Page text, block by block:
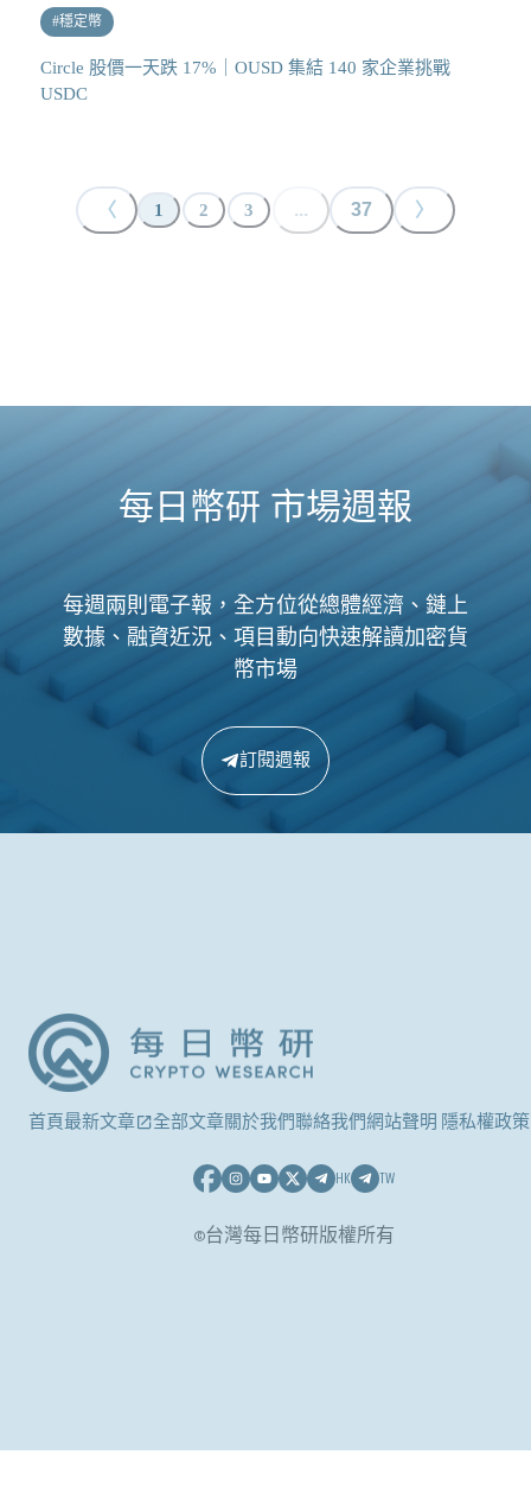
#穩定幣
Circle 股價一天跌 17%｜OUSD 集結 140 家企業挑戰
USDC
〈 1 2 3 ... 37 〉
每日幣研 市場週報
每週兩則電子報，全方位從總體經濟、鏈上
數據、融資近況、項目動向快速解讀加密貨
幣市場
訂閱週報
首頁最新文章 全部文章關於我們聯絡我們網站聲明 隱私權政策
HK TW
©台灣每日幣研版權所有